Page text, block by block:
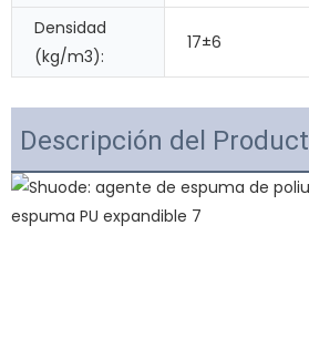
Densidad
(kg/m3):
17±6
Descripción del